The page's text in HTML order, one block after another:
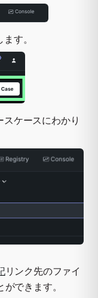
す。
ケースにわかり
リンク先のファイ
できます。